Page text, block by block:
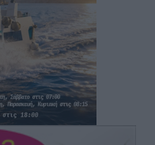
να απείλησε τη
αρνήθηκε να του
Δημόσιο κατά